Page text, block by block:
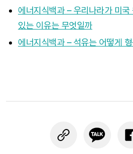
에너지식백과 – 우리나라가 미
있는 이유는 무엇일까
에너지식백과 – 석유는 어떻게